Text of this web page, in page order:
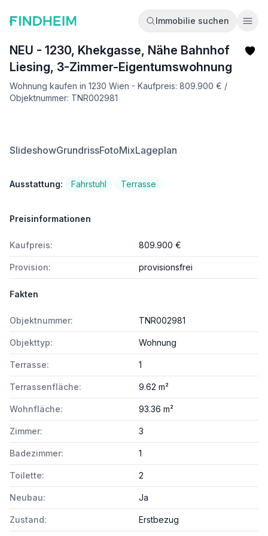
Immobilie suchen
NEU - 1230, Khekgasse, Nähe Bahnhof
Liesing, 3-Zimmer-Eigentumswohnung
Wohnung kaufen in 1230 Wien - Kaufpreis: 809.900 € /
Objektnummer: TNR002981
SlideshowGrundrissFotoMixLageplan
Ausstattung: Fahrstuhl Terrasse
Preisinformationen
Kaufpreis: 809.900 €
Provision: provisionsfrei
Fakten
Objektnummer: TNR002981
Objekttyp: Wohnung
Terrasse: 1
Terrassenfläche: 9.62 m²
Wohnfläche: 93.36 m²
Zimmer: 3
Badezimmer: 1
Toilette: 2
Neubau: Ja
Zustand: Erstbezug